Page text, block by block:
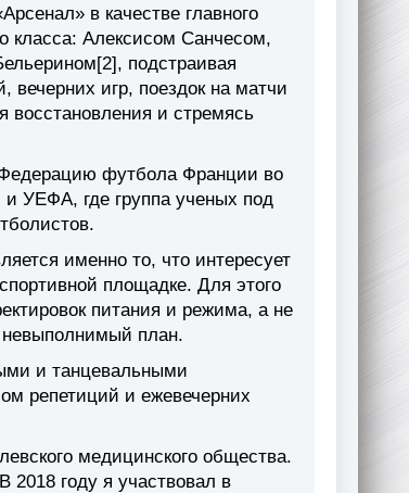
в качестве главного
класса: Алексисом Санчесом,
подстраивая
вечерних игр, поездок на матчи
и стремясь
Федерацию футбола Франции во
УЕФА, где группа ученых под
именно то, что интересует
площадке. Для этого
питания и режима, а не
невыполнимый план.
и танцевальными
репетиций и ежевечерних
медицинского общества.
2018 году я участвовал в